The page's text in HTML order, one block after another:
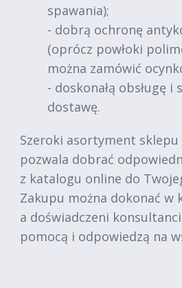
spawania);
- dobrą ochronę
(oprócz powłoki
można zamówić
- doskonałą obsługę i
dostawę.
Szeroki asortyment
pozwala dobrać
z katalogu online do
Zakupu można dokonać w
a doświadczeni konsultanci
pomocą i odpowiedzą na